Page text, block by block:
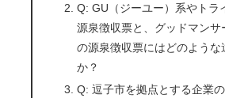
Q: GU（ジーユー）系やトラ
源泉徴収票と、グッドマンサ
の源泉徴収票にはどのような
か？
Q: 逗子市を拠点とする企業